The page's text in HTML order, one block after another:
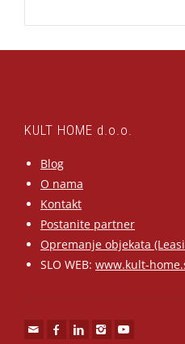
KULT HOME d.o.o.
Blog
O nama
Kontakt
Postanite partner
Opremanje objekata
SLO WEB: www.kult-